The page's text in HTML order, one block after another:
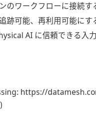
のワークフローに接続す
跡可能、再利用可能にす
AI に信頼できる入力
https://